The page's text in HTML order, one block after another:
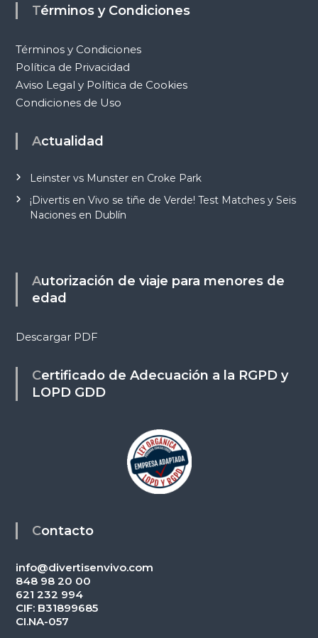
Términos y Condiciones
Términos y Condiciones
Política de Privacidad
Aviso Legal y Política de Cookies
Condiciones de Uso
Actualidad
Leinster vs Munster en Croke Park
¡Divertis en Vivo se tiñe de Verde! Test Matches y Seis
Naciones en Dublín
Autorización de viaje para menores de
edad
Descargar PDF
Certificado de Adecuación a la RGPD y
LOPD GDD
Contacto
info@divertisenvivo.com
848 98 20 00
621 232 994
CIF: B31899685
CI.NA-057